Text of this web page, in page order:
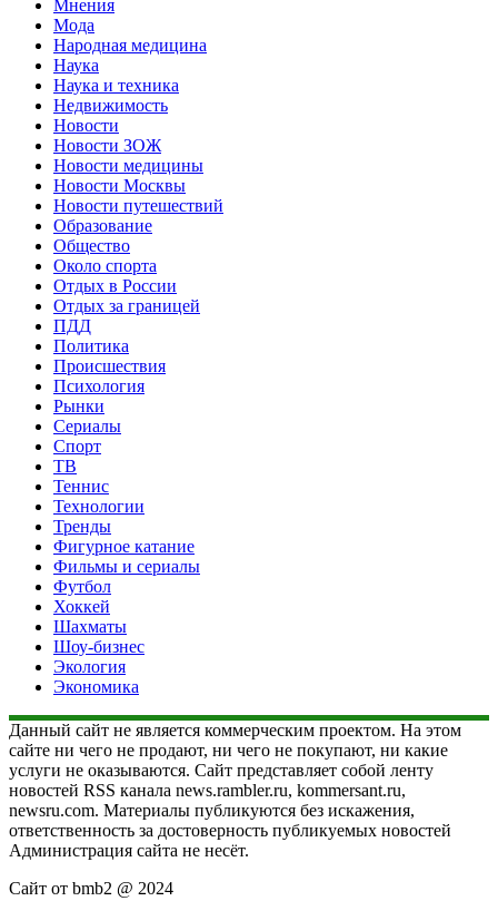
Мнения
Мода
Народная медицина
Наука
Наука и техника
Недвижимость
Новости
Новости ЗОЖ
Новости медицины
Новости Москвы
Новости путешествий
Образование
Общество
Около спорта
Отдых в России
Отдых за границей
ПДД
Политика
Происшествия
Психология
Рынки
Сериалы
Спорт
ТВ
Теннис
Технологии
Тренды
Фигурное катание
Фильмы и сериалы
Футбол
Хоккей
Шахматы
Шоу-бизнес
Экология
Экономика
Данный сайт не является коммерческим проектом. На этом
сайте ни чего не продают, ни чего не покупают, ни какие
услуги не оказываются. Сайт представляет собой ленту
новостей RSS канала news.rambler.ru, kommersant.ru,
newsru.com. Материалы публикуются без искажения,
ответственность за достоверность публикуемых новостей
Администрация сайта не несёт.
Сайт от bmb2 @ 2024